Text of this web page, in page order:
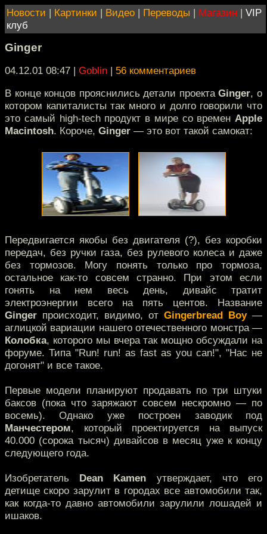
Новости | Картинки | Видео | Переводы | Магазин | VIP
клуб
Ginger
04.12.01 08:47 | Goblin | 56 комментариев
В конце концов прояснились детали проектаGinger, о
котором капиталисты так много и долго говорили что
это самый high-tech продукт в мире со времен Apple
Macintosh. Короче, Ginger — это вот такой самокат:
Передвигается якобы без двигателя (?), без коробки
передач, без ручки газа, без рулевого колеса и даже
без тормозов. Могу понять только про тормоза,
остальное как-то совсем странно. При этом если
гонять на нем весь день, дивайс тратит
электроэнергии всего на пять центов. Название
Ginger происходит, видимо, от Gingerbread Boy—
аглицкой вариации нашего отечественного монстра —
Колобка, которого мы вчера так мощно обсуждали на
форуме. Типа "Run! run! as fast as you can!", "Нас не
догонят" и все такое.
Первые модели планируют продавать по три штуки
баксов (пока что заряжают совсем нескромно — по
восемь). Однако уже построен заводик под
Манчестером, который проектируется на выпуск
40.000 (сорока тысяч) дивайсов в месяц уже к концу
следующего года.
Изобретатель Dean Kamen утверждает, что его
детище скоро зарулит в городах все автомобили так,
как когда-то давно автомобили зарулили лошадей и
ишаков.